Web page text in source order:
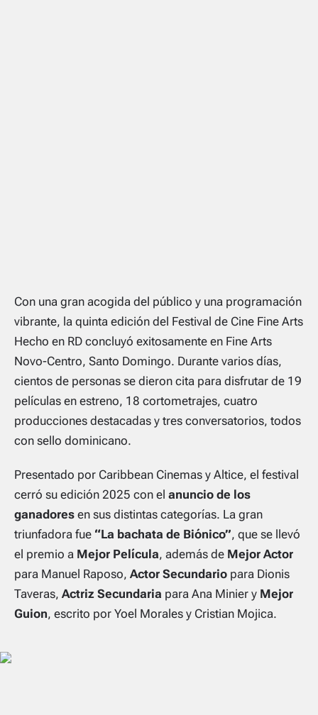
Con una gran acogida del público y una programación
vibrante, la quinta edición del Festival de Cine Fine Arts
Hecho en RD concluyó exitosamente en Fine Arts
Novo-Centro, Santo Domingo. Durante varios días,
cientos de personas se dieron cita para disfrutar de 19
películas en estreno, 18 cortometrajes, cuatro
producciones destacadas y tres conversatorios, todos
con sello dominicano.
Presentado por Caribbean Cinemas y Altice, el festival
cerró su edición 2025 con el anuncio de los
ganadores en sus distintas categorías. La gran
triunfadora fue “La bachata de Biónico”, que se llevó
el premio a Mejor Película, además de Mejor Actor
para Manuel Raposo, Actor Secundario para Dionis
Taveras, Actriz Secundaria para Ana Minier y Mejor
Guion, escrito por Yoel Morales y Cristian Mojica.